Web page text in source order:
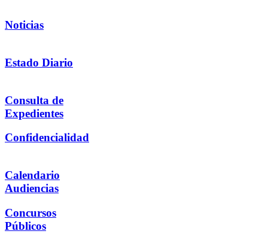
Noticias
Estado Diario
Consulta de
Expedientes
Confidencialidad
Calendario
Audiencias
Concursos
Públicos